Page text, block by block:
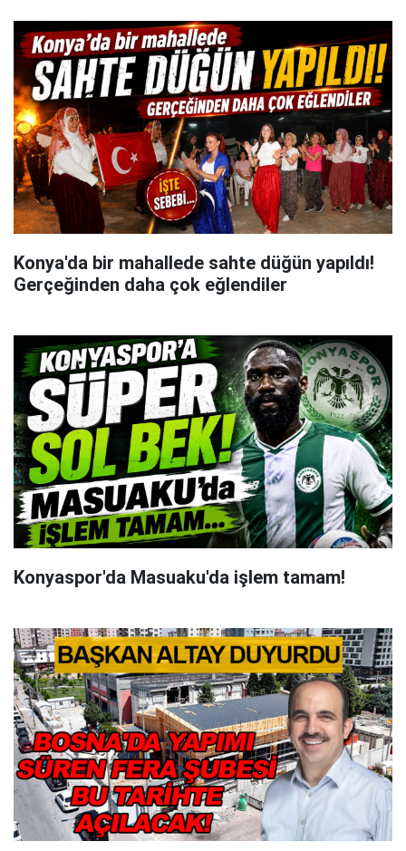
Konya'da bir mahallede sahte düğün yapıldı!
Gerçeğinden daha çok eğlendiler
Konyaspor'da Masuaku'da işlem tamam!